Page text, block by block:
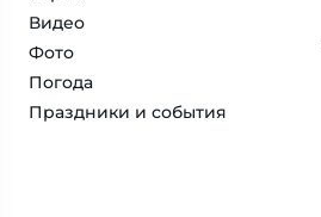
Видео
Фото
Погода
Праздники и события